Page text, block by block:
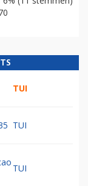
TUI
TUI
TUI